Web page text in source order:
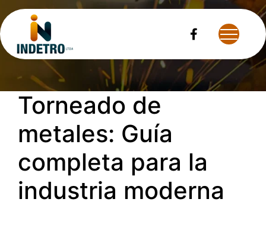
BLOG
Torneado de
metales: Guía
completa para la
industria moderna